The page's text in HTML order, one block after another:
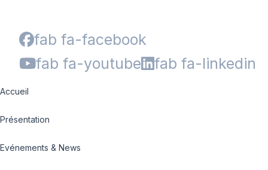
fab fa-facebook
fab fa-youtube
fab fa-linkedin
Accueil
Présentation
Evénements & News